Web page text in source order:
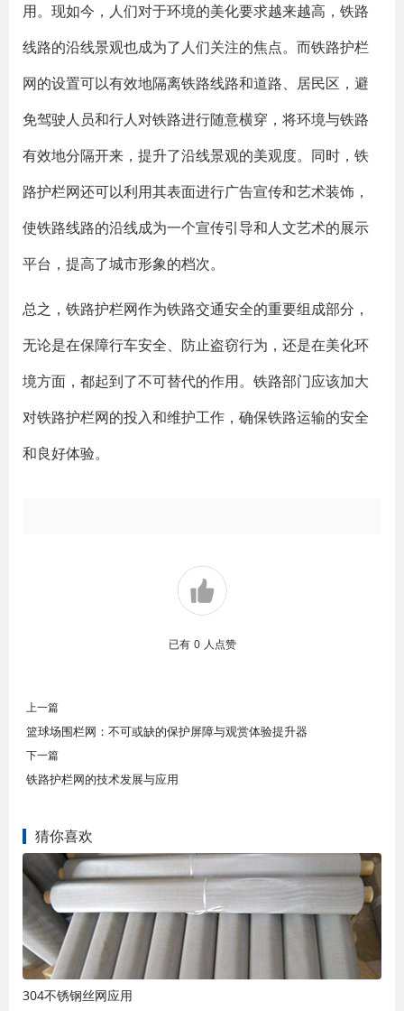
用。现如今，人们对于环境的美化要求越来越高，铁路
线路的沿线景观也成为了人们关注的焦点。而铁路护栏
网的设置可以有效地隔离铁路线路和道路、居民区，避
免驾驶人员和行人对铁路进行随意横穿，将环境与铁路
有效地分隔开来，提升了沿线景观的美观度。同时，铁
路护栏网还可以利用其表面进行广告宣传和艺术装饰，
使铁路线路的沿线成为一个宣传引导和人文艺术的展示
平台，提高了城市形象的档次。
总之，铁路护栏网作为铁路交通安全的重要组成部分，
无论是在保障行车安全、防止盗窃行为，还是在美化环
境方面，都起到了不可替代的作用。铁路部门应该加大
对铁路护栏网的投入和维护工作，确保铁路运输的安全
和良好体验。
已有 0 人点赞
上一篇
篮球场围栏网：不可或缺的保护屏障与观赏体验提升器
下一篇
铁路护栏网的技术发展与应用
猜你喜欢
304不锈钢丝网应用